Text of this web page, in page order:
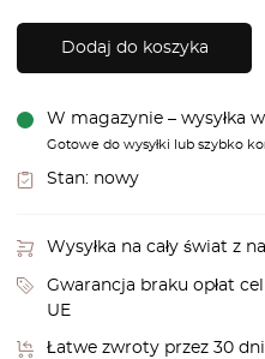
Dodaj do koszyka
W magazynie – wysyłka
Gotowe do wysyłki lub szybko
Stan: nowy
Wysyłka na cały świat z
Gwarancja braku opłat
UE
Łatwe zwroty przez 30